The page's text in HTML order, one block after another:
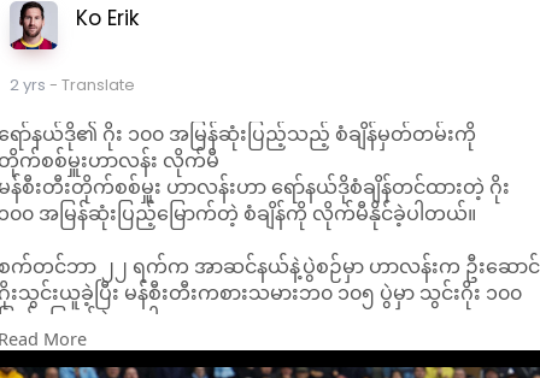
Ko Erik
2 yrs - Translate
ော်နယ်ဒို၏ ဂိုး ၁၀၀ အမြန်ဆုံးပြည့်သည့် စံချိန်မှတ်တမ်းကို
က်စစ်မှူးဟာလန်း လိုက်မီ
န်စီးတီးတိုက်စစ်မှူး ဟာလန်းဟာ ရော်နယ်ဒိုစံချိန်တင်ထားတဲ့ ဂိုး
၀၀ အမြန်ဆုံးပြည့်မြောက်တဲ့ စံချိန်ကို လိုက်မီနိုင်ခဲ့ပါတယ်။
က်တင်ဘာ ၂၂ ရက်က အာဆင်နယ်နဲ့ပွဲစဉ်မှာ ဟာလန်းက ဦးဆောင်
းသွင်းယူခဲ့ပြီး မန်စီးတီးကစားသမားဘ၀ ၁၀၅ ပွဲမှာ သွင်းဂိုး ၁၀၀
ြည့်မြောက်ခဲ့တာပါ။
More